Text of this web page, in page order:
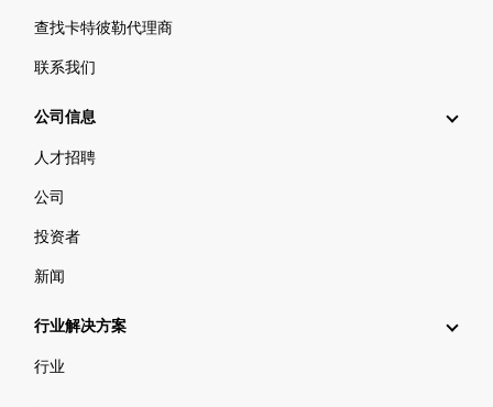
查找卡特彼勒代理商
联系我们
公司信息
人才招聘
公司
投资者
新闻
行业解决方案
行业